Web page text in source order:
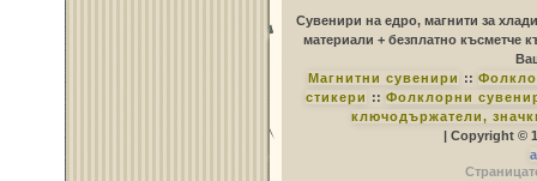
Сувенири на едро, магнити за
материали + безплатно късметче
Магнитни сувенири ::
стикери :: Фолклорни
ключодържатели,
| Copyright ©